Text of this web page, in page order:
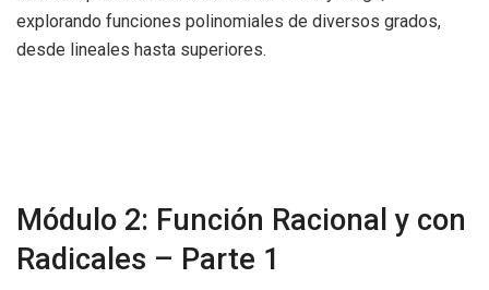
explorando funciones polinomiales de diversos grados,
desde lineales hasta superiores.
Módulo 2: Función Racional y con
Radicales – Parte 1